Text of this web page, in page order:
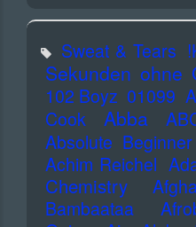
Sweat & Tears
Sekunden ohne
102 Boyz 01099
Cook
Abba
Absolute Beginner
Achim Reichel
Chemistry
Bambaataa